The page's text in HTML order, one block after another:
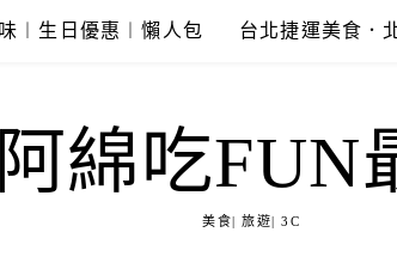
︱生日優惠︱懶人包 台北捷運美食．
阿綿吃FUN
美食| 旅遊| 3C